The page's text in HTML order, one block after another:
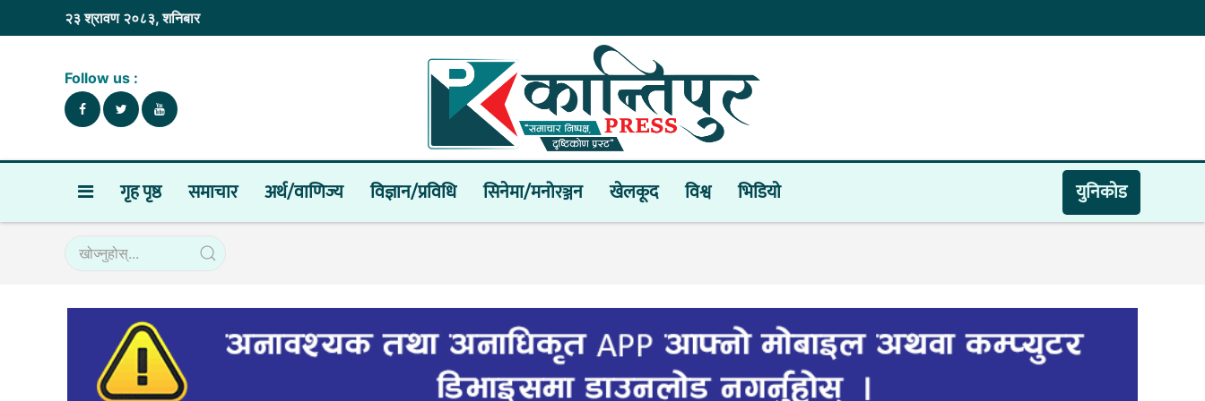
२३ श्रावण २०८३, शनिबार
Follow us :
गृह पृष्ठ समाचार अर्थ/वाणिज्य विज्ञान/प्रविधि सिनेमा/मनोरञ्जन खेलकूद विश्व भिडियाे युनिकाेड